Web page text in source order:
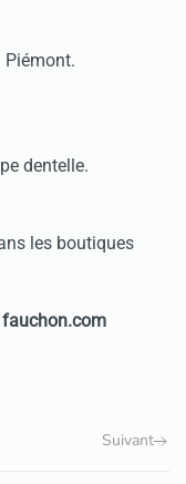
Piémont.
dentelle.
les boutiques
Suivant